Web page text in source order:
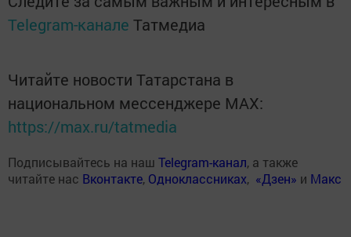
Telegram-канале Татмедиа
Читайте новости Татарстана в
национальном мессенджере MАХ:
https://max.ru/tatmedia
Подписывайтесь на наш Telegram-канал, а также
читайте нас Вконтакте, Одноклассниках, «Дзен» и Макс